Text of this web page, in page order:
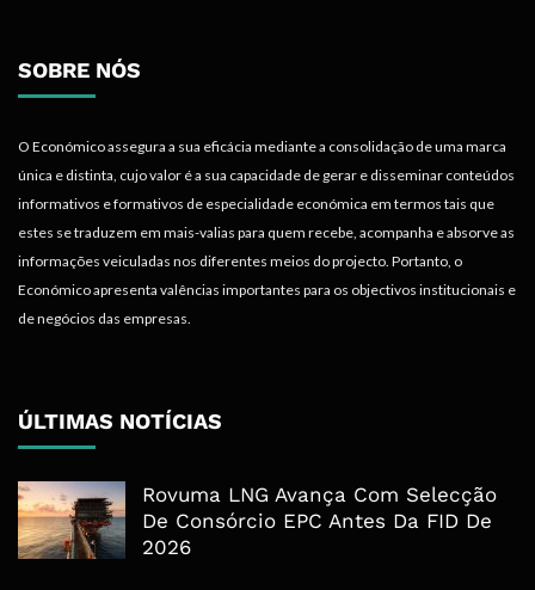
SOBRE NÓS
O Económico assegura a sua eficácia mediante a consolidação de uma marca
única e distinta, cujo valor é a sua capacidade de gerar e disseminar conteúdos
informativos e formativos de especialidade económica em termos tais que
estes se traduzem em mais-valias para quem recebe, acompanha e absorve as
informações veiculadas nos diferentes meios do projecto. Portanto, o
Económico apresenta valências importantes para os objectivos institucionais e
de negócios das empresas.
ÚLTIMAS NOTÍCIAS
Rovuma LNG Avança Com Selecção
De Consórcio EPC Antes Da FID De
2026